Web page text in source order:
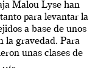
Malou Lyse han
para levantar la
a base de unos
la gravedad. Para
unas clases de
[…]